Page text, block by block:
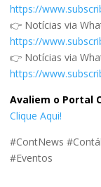
https://
👉 Notícias via
https://
👉 Notícias via
https://
Avaliem o Portal
Clique Aqui!
#ContNews
#Eventos